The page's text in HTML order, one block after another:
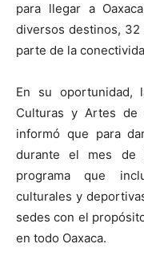
para llegar a
diversos destinos, 32
parte de la
En su oportunidad,
Culturas y Artes de
informó que para
durante el mes de
programa que
culturales y
sedes con el
en todo Oaxaca.